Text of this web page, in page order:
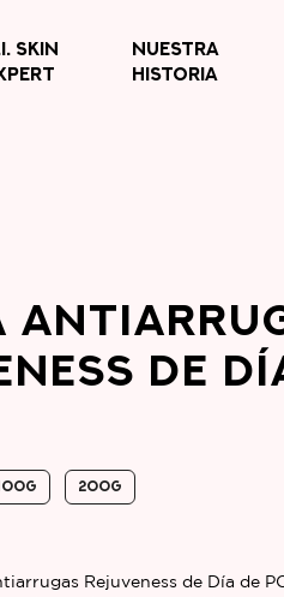
SKIN
NUESTRA
HISTORIA
DE
200G
Rejuveness de Día de